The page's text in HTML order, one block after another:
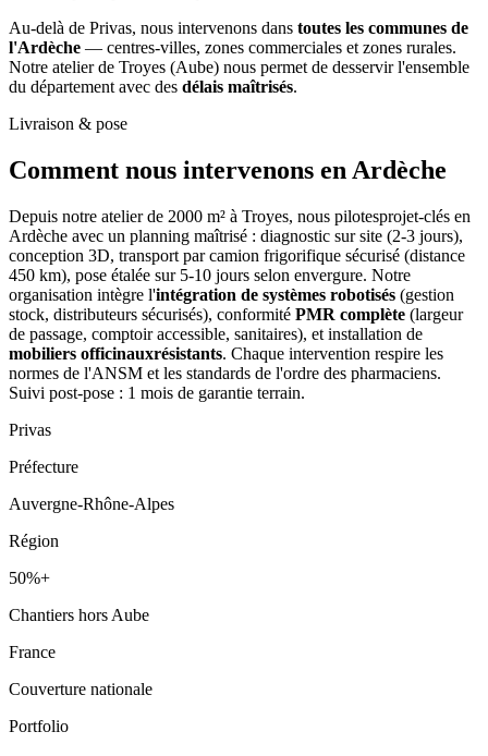
Au-delà de Privas, nous intervenons dans toutes les communes de
l'Ardèche — centres-villes, zones commerciales et zones rurales.
Notre atelier de Troyes (Aube) nous permet de desservir l'ensemble
du département avec des délais maîtrisés.
Livraison & pose
Comment nous intervenons en Ardèche
Depuis notre atelier de 2000 m² à Troyes, nous pilotesprojet-clés en
Ardèche avec un planning maîtrisé : diagnostic sur site (2-3 jours),
conception 3D, transport par camion frigorifique sécurisé (distance
450 km), pose étalée sur 5-10 jours selon envergure. Notre
organisation intègre l'intégration de systèmes robotisés (gestion
stock, distributeurs sécurisés), conformité PMR complète (largeur
de passage, comptoir accessible, sanitaires), et installation de
mobiliers officinauxrésistants. Chaque intervention respire les
normes de l'ANSM et les standards de l'ordre des pharmaciens.
Suivi post-pose : 1 mois de garantie terrain.
Privas
Préfecture
Auvergne-Rhône-Alpes
Région
50%+
Chantiers hors Aube
France
Couverture nationale
Portfolio